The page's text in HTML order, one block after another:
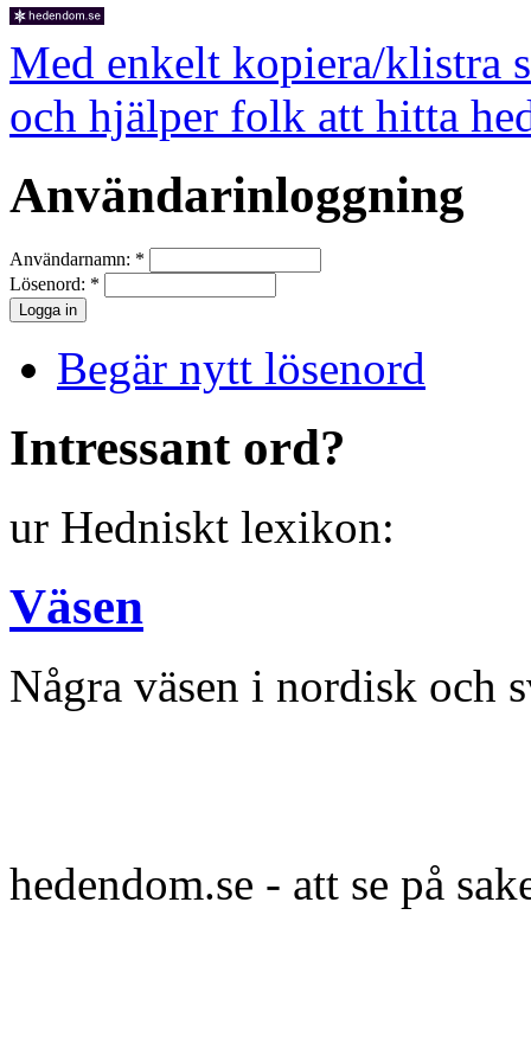
Med enkelt kopiera/klistra
och hjälper folk att hitta
Användarinloggning
Användarnamn: *
Lösenord: *
Begär nytt lösenord
Intressant ord?
ur Hedniskt lexikon:
Väsen
Några väsen i nordisk och
hedendom.se - att se på